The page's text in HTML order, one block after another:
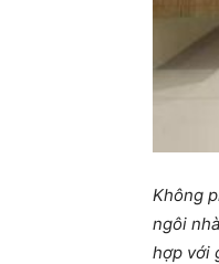
Không
ngôi
hợp với